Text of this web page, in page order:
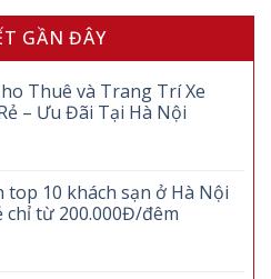
GẦN ĐÂY
Thuê và Trang Trí Xe
– Ưu Đãi Tại Hà Nội
top 10 khách sạn ở Hà Nội
chỉ từ 200.000Đ/đêm